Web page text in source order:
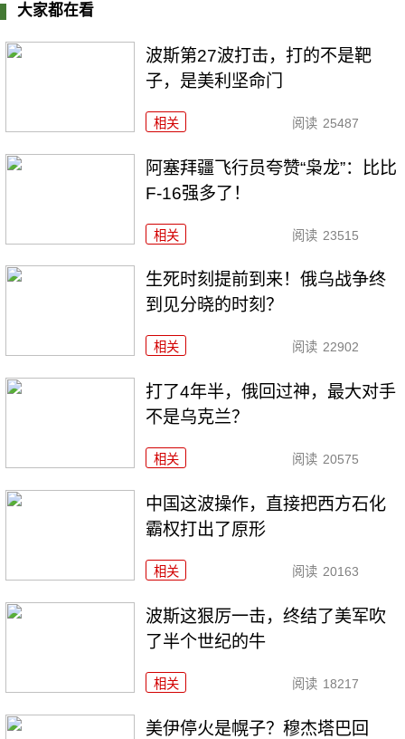
大家都在看
波斯第27波打击，打的不是靶
子，是美利坚命门
相关 阅读 25487
阿塞拜疆飞行员夸赞“枭龙”：比比
F-16强多了！
相关 阅读 23515
生死时刻提前到来！俄乌战争终
到见分晓的时刻？
相关 阅读 22902
打了4年半，俄回过神，最大对手
不是乌克兰？
相关 阅读 20575
中国这波操作，直接把西方石化
霸权打出了原形
相关 阅读 20163
波斯这狠厉一击，终结了美军吹
了半个世纪的牛
相关 阅读 18217
美伊停火是幌子？穆杰塔巴回